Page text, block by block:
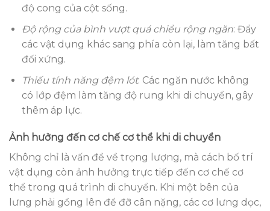
độ cong của cột sống.
Độ rộng của bình vượt quá chiều rộng ngăn: Đẩy
các vật dụng khác sang phía còn lại, làm tăng bất
đối xứng.
Thiếu tính năng đệm lót: Các ngăn nước không
có lớp đệm làm tăng độ rung khi di chuyển, gây
thêm áp lực.
Ảnh hưởng đến cơ chế cơ thể khi di chuyển
Không chỉ là vấn đề về trọng lượng, mà cách bố trí
vật dụng còn ảnh hưởng trực tiếp đến cơ chế cơ
thể trong quá trình di chuyển. Khi một bên của
lưng phải gồng lên để đỡ cân nặng, các cơ lưng dọc,